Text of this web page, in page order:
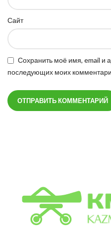
Сайт
Сохранить моё имя, email и
последующих моих